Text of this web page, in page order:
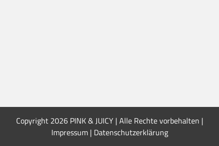
Copyright 2026 PINK & JUICY | Alle Rechte vorbehalten |
Impressum| Datenschutzerklärung